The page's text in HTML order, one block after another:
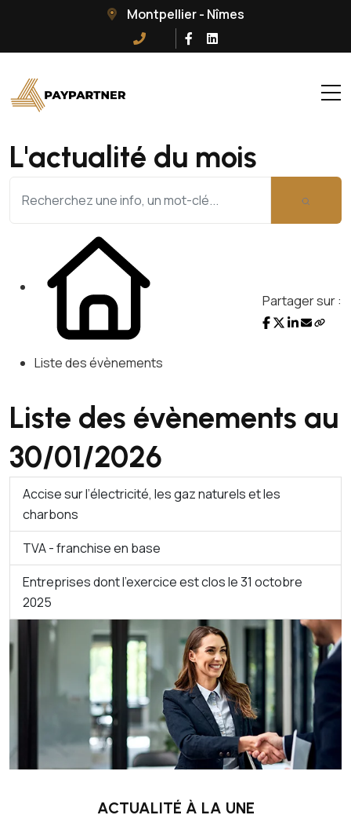
Montpellier - Nîmes
L'actualité du mois
Liste des évènements
Partager sur :
Liste des évènements au
30/01/2026
Accise sur l’électricité, les gaz naturels et les
charbons
TVA - franchise en base
Entreprises dont l'exercice est clos le 31 octobre
2025
ACTUALITÉ À LA UNE